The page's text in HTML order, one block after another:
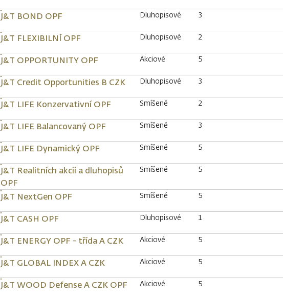
J&T BOND OPF Dluhopisové 3
J&T FLEXIBILNÍ OPF Dluhopisové 2
J&T OPPORTUNITY OPF Akciové 5
J&T Credit Opportunities B CZK Dluhopisové 3
J&T LIFE Konzervativní OPF Smíšené 2
J&T LIFE Balancovaný OPF Smíšené 3
J&T LIFE Dynamický OPF Smíšené 5
J&T Realitních akcií a dluhopisů
OPF
Smíšené 5
J&T NextGen OPF Smíšené 5
J&T CASH OPF Dluhopisové 1
J&T ENERGY OPF - třída A CZK Akciové 5
J&T GLOBAL INDEX A CZK Akciové 5
J&T WOOD Defense A CZK OPF Akciové 5